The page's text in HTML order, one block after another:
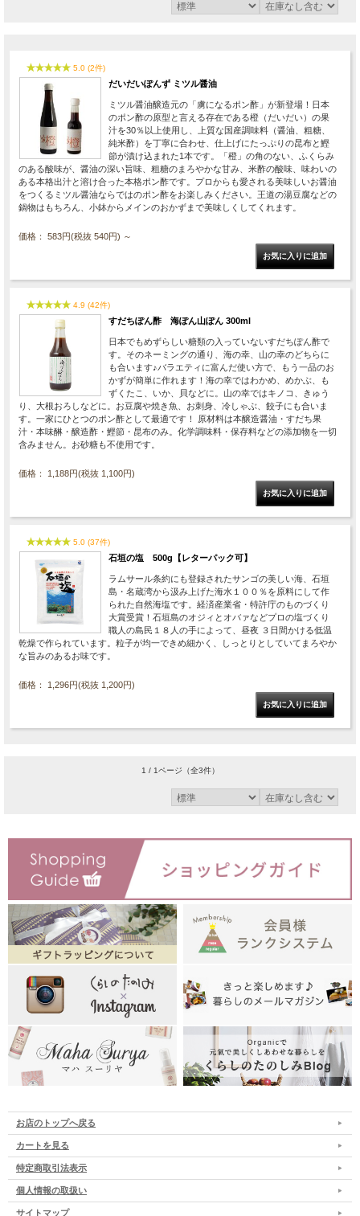
5.0 (2件)
だいだいぽんず ミツル醤油
ミツル醤油醸造元の「虜になるポン酢」が新登場！日本
のポン酢の原型と言える存在である橙（だいだい）の果
汁を30％以上使用し、上質な国産調味料（醤油、粗糖、
純米酢）を丁寧に合わせ、仕上げにたっぷりの昆布と鰹
節が漬け込まれた1本です。「橙」の角のない、ふくらみ
のある酸味が、醤油の深い旨味、粗糖のまろやかな甘み、米酢の酸味、味わいの
ある本格出汁と溶け合った本格ポン酢です。プロからも愛される美味しいお醤油
をつくるミツル醤油ならではのポン酢をお楽しみください。王道の湯豆腐などの
鍋物はもちろん、小鉢からメインのおかずまで美味しくしてくれます。
価格： 583円(税抜 540円) ～
4.9 (42件)
すだちぽん酢 海ぽん山ぽん 300ml
日本でもめずらしい糖類の入っていないすだちぽん酢で
す。そのネーミングの通り、海の幸、山の幸のどちらに
も合います♪バラエティに富んだ使い方で、もう一品のお
かずが簡単に作れます！海の幸ではわかめ、めかぶ、も
ずくたこ、いか、貝などに。山の幸ではキノコ、きゅう
り、大根おろしなどに。お豆腐や焼き魚、お刺身、冷しゃぶ、餃子にも合いま
す。一家にひとつのポン酢として最適です！ 原材料は本醸造醤油・すだち果
汁・本味醂・醸造酢・鰹節・昆布のみ。化学調味料・保存料などの添加物を一切
含みません。お砂糖も不使用です。
価格： 1,188円(税抜 1,100円)
5.0 (37件)
石垣の塩 500g【レターパック可】
ラムサール条約にも登録されたサンゴの美しい海、石垣
島・名蔵湾から汲み上げた海水１００％を原料にして作
られた自然海塩です。経済産業省・特許庁のものづくり
大賞受賞！石垣島のオジィとオバァなどプロの塩づくり
職人の島民１８人の手によって、昼夜 ３日間かける低温
乾燥で作られています。粒子が均一できめ細かく、しっとりとしていてまろやか
な旨みのあるお味です。
価格： 1,296円(税抜 1,200円)
1 / 1ページ （全3件）
お店のトップへ戻る
カートを見る
特定商取引法表示
個人情報の取扱い
サイトマップ